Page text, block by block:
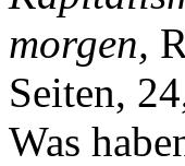
morgen,
Seiten,
Was